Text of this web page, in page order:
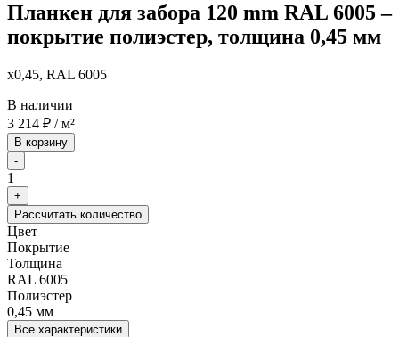
Планкен для забора 120 mm RAL 6005 –
покрытие полиэстер, толщина 0,45 мм
x0,45, RAL 6005
В наличии
3 214 ₽ / м²
В корзину
-
1
+
Рассчитать количество
Цвет
Покрытие
Толщина
RAL 6005
Полиэстер
0,45 мм
Все характеристики